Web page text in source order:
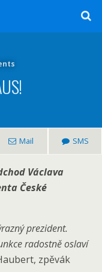
Mail SMS
Václava
České
prezident.
radostně oslaví
zpěvák